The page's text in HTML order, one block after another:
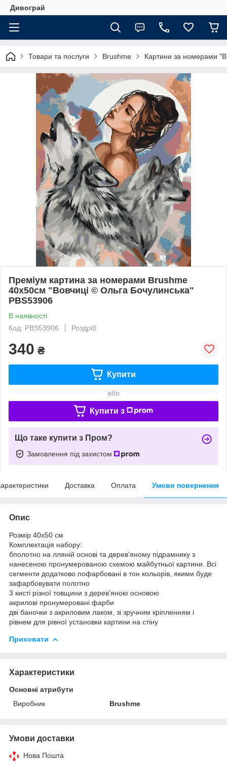
Дивограй
Товари та послуги Brushme Картини за номерами
Преміум картина за номерами Brushme
40x50см "Вовчиці © Ольга Бочулинська"
PBS53906
В наявності
Код: PBS53906
Роздріб
340 ₴
Купити
або
Купити з
Що таке купити з Пром?
Замовлення під захистом
Доставка Оплата Умови повернення
Опис
Розмір 40x50 см
Комплектація набору:
бполотно на лляній основі та дерев'яному підрамнику з
нанесеною пронумерованою схемою майбутньої картини. Всі
сегменти додатково пофарбовані в тон кольорів, якими буде
зафарбовувати полотно
3 кисті різної товщини з дерев'яною основою
акрилові пронумеровані фарби
дві баночки з акриловим лаком, зі зручним кріпленням і
рівнем для рівної установки картини на стіну
Приховати
Характеристики
Основні атрибути
Виробник
Brushme
Умови доставки
Нова Пошта